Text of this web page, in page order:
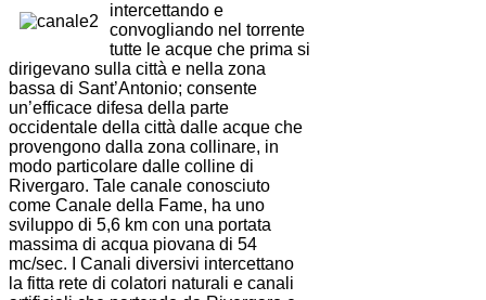
intercettando e
convogliando nel torrente
tutte le acque che prima si
dirigevano sulla città e nella zona
bassa di Sant’Antonio; consente
un’efficace difesa della parte
occidentale della città dalle acque che
provengono dalla zona collinare, in
modo particolare dalle colline di
Rivergaro. Tale canale conosciuto
come Canale della Fame, ha uno
sviluppo di 5,6 km con una portata
massima di acqua piovana di 54
mc/sec. I Canali diversivi intercettano
la fitta rete di colatori naturali e canali